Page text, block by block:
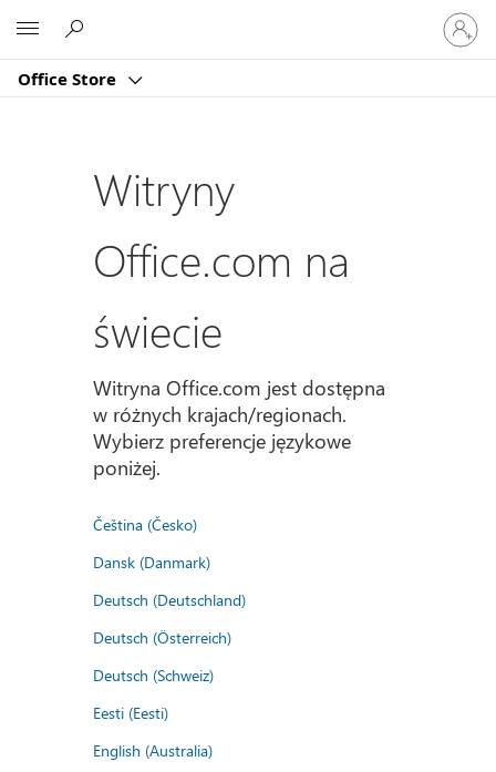
Office Store
Zaloguj
się
do
konta
Witryny
Office.com na
świecie
Witryna Office.com jest dostępna
w różnych krajach/regionach.
Wybierz preferencje językowe
poniżej.
Čeština (Česko)
Dansk (Danmark)
Deutsch (Deutschland)
Deutsch (Österreich)
Deutsch (Schweiz)
Eesti (Eesti)
English (Australia)